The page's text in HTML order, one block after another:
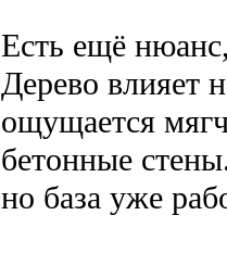
Есть ещё
Дерево влияет
ощущается
бетонные
но база уже